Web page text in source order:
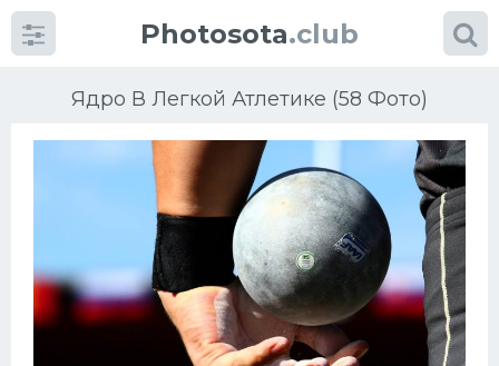
Photosota.club
Ядро В Легкой Атлетике (58 Фото)
Категории Фото